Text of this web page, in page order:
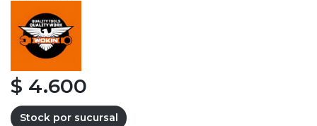
$ 4.600
Stock por sucursal